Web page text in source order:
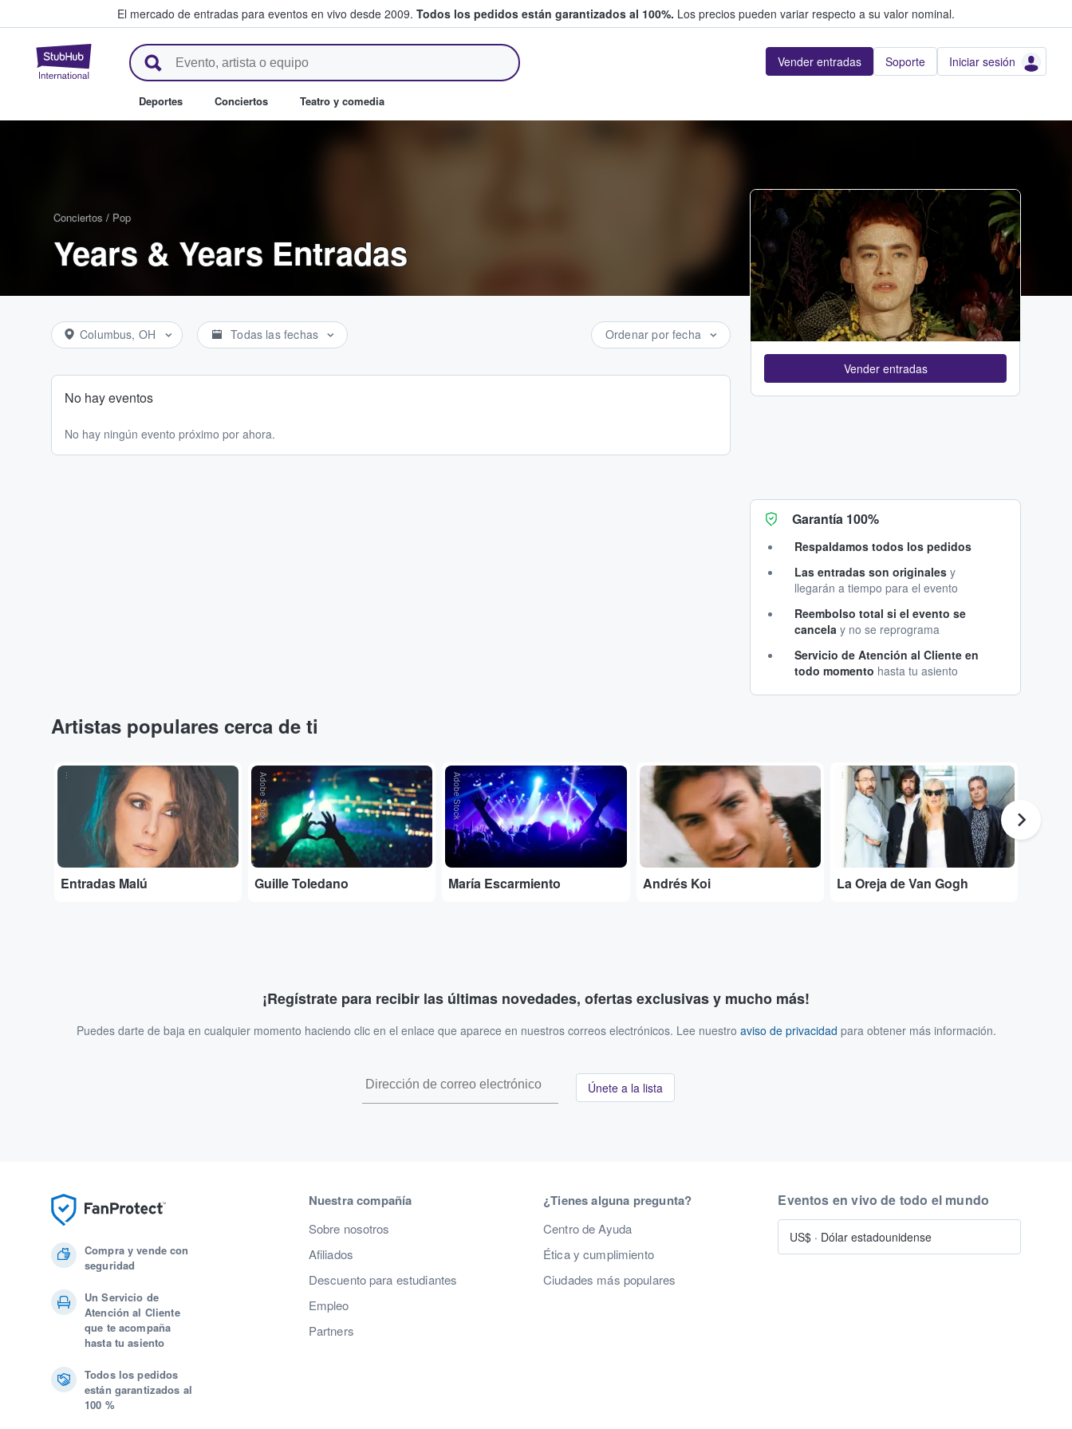
El mercado de entradas para eventos en vivo desde 2009. Todos los pedidos están garantizados al 100%. Los precios pueden variar respecto a su valor nominal.
StubHub: compra y venta de entradas entre fans Vender entradas Soporte Iniciar sesión
Deportes Conciertos Teatro y comedia
Conciertos / Pop
Years & Years Entradas
Columbus, OH Todas las fechas Ordenar por fecha
No hay eventos
No hay ningún evento próximo por ahora.
Vender entradas
Garantía 100%
Respaldamos todos los pedidos
Las entradas son originales y
llegarán a tiempo para el evento
Reembolso total si el evento se
cancela y no se reprograma
Servicio de Atención al Cliente en
todo momento hasta tu asiento
Artistas populares cerca de ti
...
Entradas Malú
Adobe Stock
Guille Toledano
Adobe Stock
María Escarmiento
...
Andrés Koi
...
La Oreja de Van Gogh
¡Regístrate para recibir las últimas novedades, ofertas exclusivas y mucho más!
Puedes darte de baja en cualquier momento haciendo clic en el enlace que aparece en nuestros correos electrónicos. Lee nuestro aviso de privacidad para obtener más información.
Únete a la lista
Compra y vende con
seguridad
Un Servicio de
Atención al Cliente
que te acompaña
hasta tu asiento
Todos los pedidos
están garantizados al
100 %
Nuestra compañía
Sobre nosotros
Afiliados
Descuento para estudiantes
Empleo
Partners
¿Tienes alguna pregunta?
Centro de Ayuda
Ética y cumplimiento
Ciudades más populares
Eventos en vivo de todo el mundo
US$ · Dólar estadounidense